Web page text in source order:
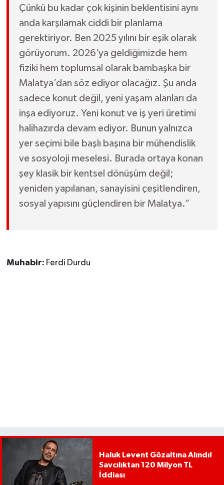
Çünkü bu kadar çok kişinin beklentisini aynı
anda karşılamak ciddi bir planlama
gerektiriyor. Ben 2025 yılını bir eşik olarak
görüyorum. 2026’ya geldiğimizde hem
fiziki hem toplumsal olarak bambaşka bir
Malatya’dan söz ediyor olacağız. Şu anda
sadece konut değil, yeni yaşam alanları da
inşa ediyoruz. Yeni konut ve iş yeri üretimi
halihazırda devam ediyor. Bunun yalnızca
yer seçimi bile başlı başına bir mühendislik
ve sosyoloji meselesi. Burada ortaya konan
şey klasik bir kentsel dönüşüm değil;
yeniden yapılanan, sanayisini çeşitlendiren,
sosyal yapısını güçlendiren bir Malatya.”
Muhabir: Ferdi Durdu
Haluk Levent Gözaltına Alındı!
Savcılıktan 120 Milyon TL
İddiası